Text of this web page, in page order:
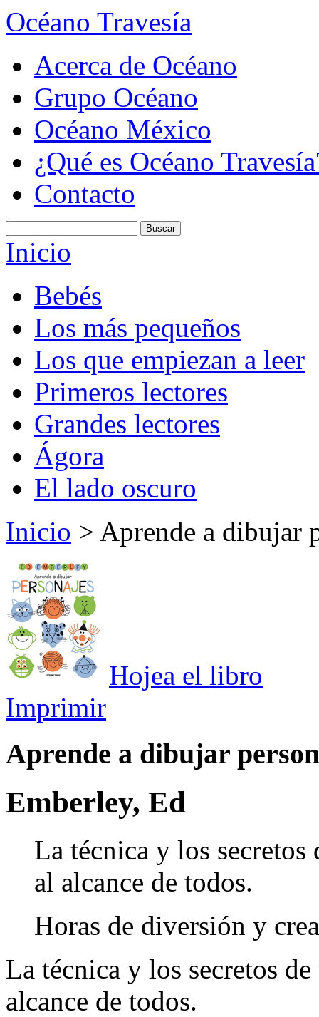
Océano Travesía
Acerca de Océano
Grupo Océano
Océano México
¿Qué es Océano
Contacto
Inicio
Bebés
Los más pequeños
Los que empiezan a leer
Primeros lectores
Grandes lectores
Ágora
El lado oscuro
Inicio > Aprende a dibujar
Hojea el libro
Imprimir
Aprende a dibujar
Emberley, Ed
La técnica y los
al alcance de todos.
Horas de diversión y
La técnica y los secretos
alcance de todos.